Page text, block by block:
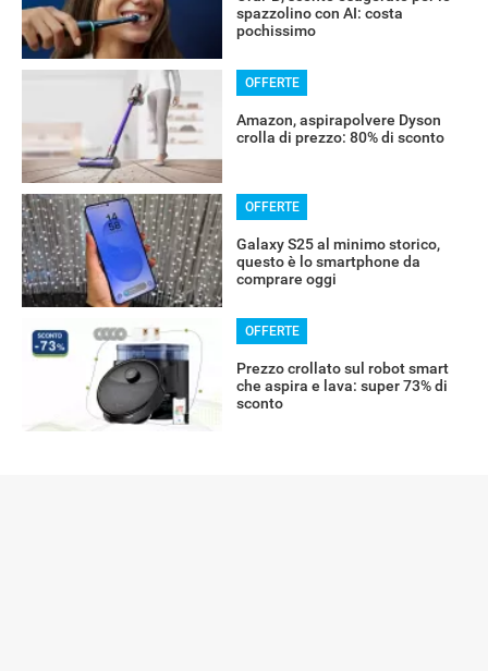
spazzolino con AI: costa
pochissimo
OFFERTE
Amazon, aspirapolvere Dyson
crolla di prezzo: 80% di sconto
OFFERTE
Galaxy S25 al minimo storico,
questo è lo smartphone da
comprare oggi
OFFERTE
Prezzo crollato sul robot smart
che aspira e lava: super 73% di
sconto